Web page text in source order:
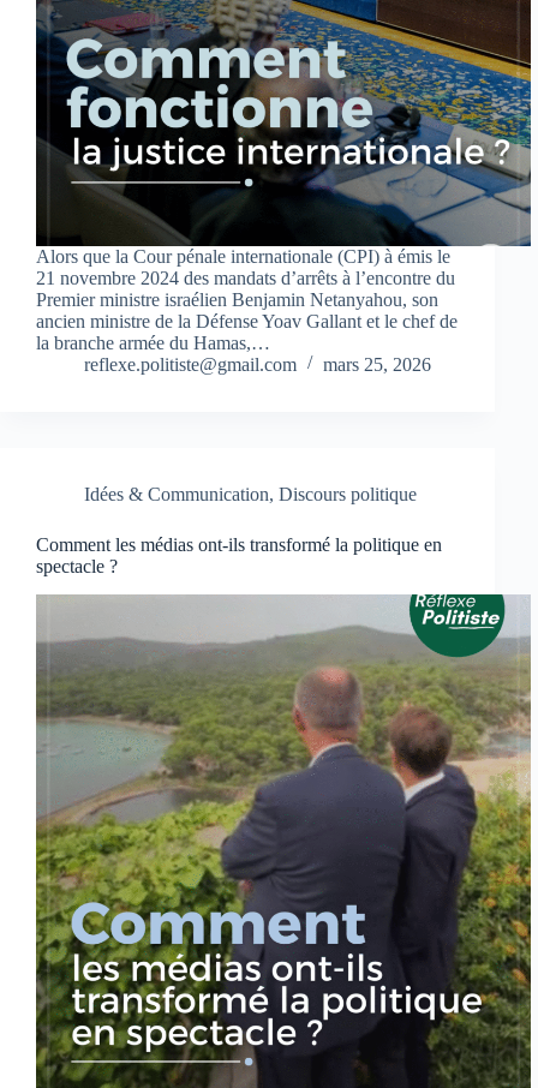
Alors que la Cour pénale internationale (CPI) à émis le
21 novembre 2024 des mandats d’arrêts à l’encontre du
Premier ministre israélien Benjamin Netanyahou, son
ancien ministre de la Défense Yoav Gallant et le chef de
la branche armée du Hamas,…
reflexe.politiste@gmail.com
mars 25, 2026
Idées & Communication, Discours politique
Comment les médias ont-ils transformé la politique en
spectacle ?